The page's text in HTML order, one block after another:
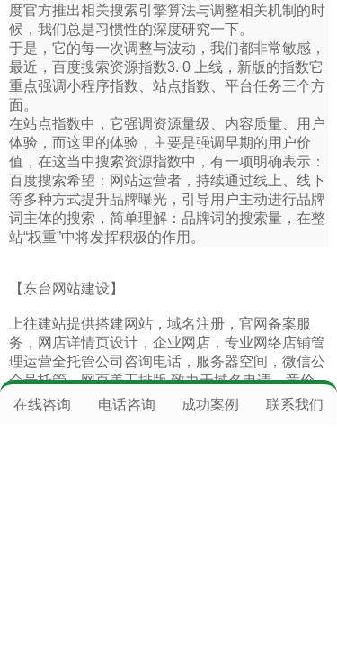
度官方推出相关搜索引擎算法与调整相关机制的时
候，我们总是习惯性的深度研究一下。
于是，它的每一次调整与波动，我们都非常敏感，
最近，百度搜索资源指数3. 0 上线，新版的指数它
重点强调小程序指数、站点指数、平台任务三个方
面。
在站点指数中，它强调资源量级、内容质量、用户
体验，而这里的体验，主要是强调早期的用户价
值，在这当中搜索资源指数中，有一项明确表示：
百度搜索希望：网站运营者，持续通过线上、线下
等多种方式提升品牌曝光，引导用户主动进行品牌
词主体的搜索，简单理解：品牌词的搜索量，在整
站“权重”中将发挥积极的作用。
【东台网站建设】
上往建站提供搭建网站 ， 域名注册 ， 官网备案服
务 ， 网店详情页设计 ， 企业网店 ， 专业网络店铺管
理运营全托管公司咨询电话 ，服务器空间， 微信公
众号托管，网页美工排版,致力于域名申请，竞价
托管，软文推广，全网营销
,提供标准级专业技术
在线咨询 电话咨询 成功案例 联系我们